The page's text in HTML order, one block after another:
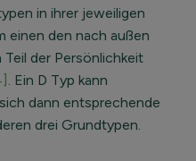
in ihrer jeweiligen
einen den nach außen
der Persönlichkeit
. Ein D Typ kann
dann entsprechende
drei Grundtypen.